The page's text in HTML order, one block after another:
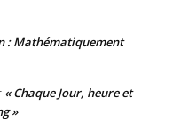
: Mathématiquement
« Chaque Jour, heure et
»